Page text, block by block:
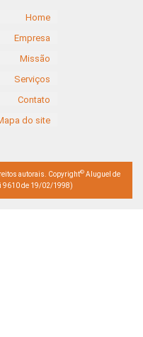
Home
Empresa
Missão
Serviços
Contato
do site
autorais. Copyright© Aluguel de
9610 de 19/02/1998)